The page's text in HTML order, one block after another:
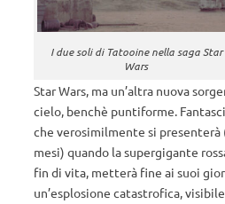
I due soli di Tatooine nella saga Star
Wars
Star Wars, ma un’altra nuova
cielo, benchè puntiforme.
che verosimilmente si presenterà
mesi) quando la supergigante
fin di vita, metterà fine ai suoi
un’esplosione catastrofica,